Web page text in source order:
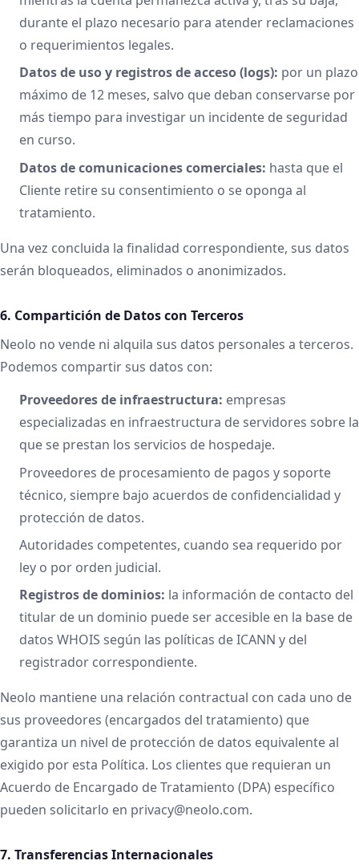
durante el plazo necesario para atender reclamaciones
o requerimientos legales.
Datos de uso y registros de acceso (logs): por un plazo
máximo de 12 meses, salvo que deban conservarse por
más tiempo para investigar un incidente de seguridad
en curso.
Datos de comunicaciones comerciales: hasta que el
Cliente retire su consentimiento o se oponga al
tratamiento.
Una vez concluida la finalidad correspondiente, sus datos
serán bloqueados, eliminados o anonimizados.
6. Compartición de Datos con Terceros
Neolo no vende ni alquila sus datos personales a terceros.
Podemos compartir sus datos con:
Proveedores de infraestructura: empresas
especializadas en infraestructura de servidores sobre la
que se prestan los servicios de hospedaje.
Proveedores de procesamiento de pagos y soporte
técnico, siempre bajo acuerdos de confidencialidad y
protección de datos.
Autoridades competentes, cuando sea requerido por
ley o por orden judicial.
Registros de dominios: la información de contacto del
titular de un dominio puede ser accesible en la base de
datos WHOIS según las políticas de ICANN y del
registrador correspondiente.
Neolo mantiene una relación contractual con cada uno de
sus proveedores (encargados del tratamiento) que
garantiza un nivel de protección de datos equivalente al
exigido por esta Política. Los clientes que requieran un
Acuerdo de Encargado de Tratamiento (DPA) específico
pueden solicitarlo en privacy@neolo.com.
7. Transferencias Internacionales